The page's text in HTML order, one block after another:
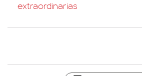
extraordinarias